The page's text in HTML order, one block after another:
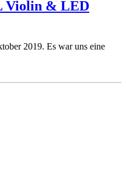
Violin & LED
2019. Es war uns eine